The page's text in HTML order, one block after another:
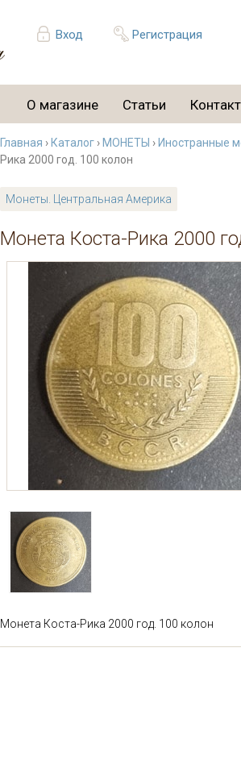
Вход Регистрация
О магазине Статьи
Главная › Каталог › МОНЕТЫ › Иностранные
Рика 2000 год. 100 колон
Монеты. Центральная Америка
Монета Коста-Рика 2000
Монета Коста-Рика 2000 год. 100 колон